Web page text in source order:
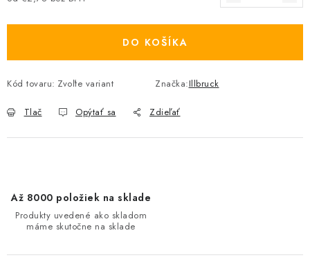
DO KOŠÍKA
Kód tovaru: Zvoľte variant Značka:Illbruck
Tlač Opýtať sa Zdieľať
Až 8000 položiek na sklade
Produkty uvedené ako skladom
máme skutočne na sklade